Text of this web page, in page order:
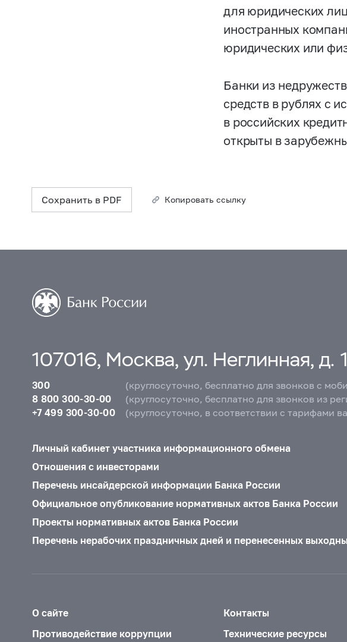
для юридических
иностранных
юридических или
Банки из
средств в рублях с
в российских
открыты в
Сохранить в PDF Копировать ссылку
107016, Москва, ул. Неглинная, д.
300
(круглосуточно, бесплатно для звонков с
8 800 300-30-00
(круглосуточно, бесплатно для звонков из
+7 499 300-30-00
(круглосуточно, в соответствии с тарифами
Личный кабинет участника информационного обмена
Отношения с инвесторами
Перечень инсайдерской информации Банка России
Официальное опубликование нормативных актов Банка России
Проекты нормативных актов Банка России
Перечень нерабочих праздничных дней и перенесенных
О сайте
Контакты
Противодействие коррупции
Технические ресурсы